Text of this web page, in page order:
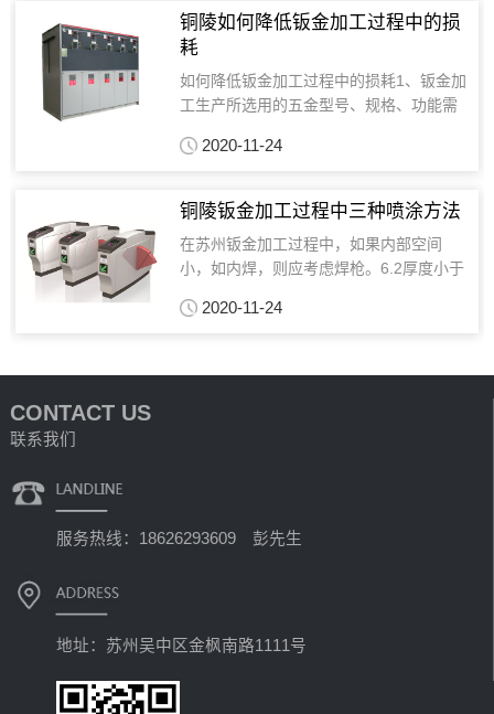
可能地将焊缝布置...
铜陵如何降低钣金加工过程中的损
耗
如何降低钣金加工过程中的损耗1、钣金加
工生产所选用的五金型号、规格、功能需
用。2、在金属衬里中需安装紧固螺钉，并
于硬件。3、定...
2020-11-24
铜陵钣金加工过程中三种喷涂方法
在苏州钣金加工过程中，如果内部空间
小，如内焊，则应考虑焊枪。6.2厚度小于
焊接变形引起。主要的三种喷涂方法如
2020-11-24
CONTACT US
联系我们
服务热线：18626293609 彭先生
地址：苏州吴中区金枫南路1111号